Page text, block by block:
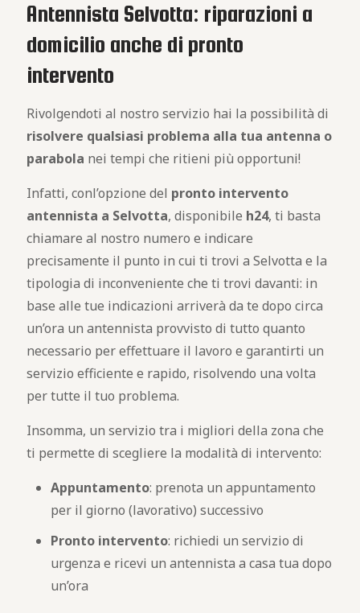
Antennista Selvotta: riparazioni a
domicilio anche di pronto
intervento
Rivolgendoti al nostro servizio hai la possibilità di
risolvere qualsiasi problema alla tua antenna o
parabola nei tempi che ritieni più opportuni!
Infatti, conl’opzione del pronto intervento
antennista a Selvotta, disponibile h24, ti basta
chiamare al nostro numero e indicare
precisamente il punto in cui ti trovi a Selvotta e la
tipologia di inconveniente che ti trovi davanti: in
base alle tue indicazioni arriverà da te dopo circa
un’ora un antennista provvisto di tutto quanto
necessario per effettuare il lavoro e garantirti un
servizio efficiente e rapido, risolvendo una volta
per tutte il tuo problema.
Insomma, un servizio tra i migliori della zona che
ti permette di scegliere la modalità di intervento:
Appuntamento: prenota un appuntamento
per il giorno (lavorativo) successivo
Pronto intervento: richiedi un servizio di
urgenza e ricevi un antennista a casa tua dopo
un’ora